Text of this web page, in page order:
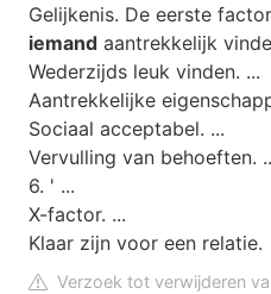
Gelijkenis. De eerste
iemand aantrekkelijk
Wederzijds leuk vinden. ...
Aantrekkelijke
Sociaal acceptabel. ...
Vervulling van behoeften.
6. ' ...
X-factor. ...
Klaar zijn voor een relatie.
Verzoek tot verwijderen